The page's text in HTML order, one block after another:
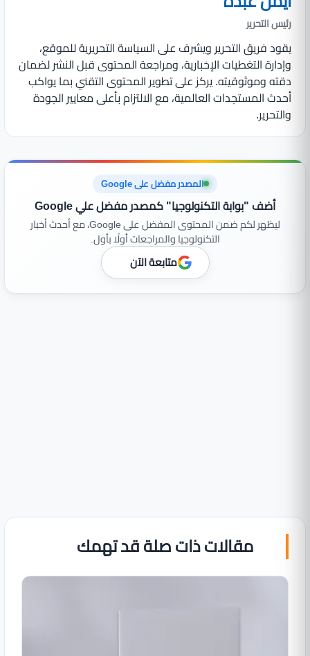
رئيس التحرير
يقود فريق التحرير ويشرف على السياسة التحريرية للموقع،
وإدارة التغطيات الإخبارية، ومراجعة المحتوى قبل النشر لضمان
دقته وموثوقيته. يركز على تطوير المحتوى التقني بما يواكب
أحدث المستجدات العالمية، مع الالتزام بأعلى معايير الجودة
والتحرير.
المصدر مفضل على Google
أضف "بوابة التكنولوجيا" كمصدر مفضل علي Google
ليظهر لكم ضمن المحتوى المفضل على Google، مع أحدث أخبار
التكنولوجيا والمراجعات أولًا بأول.
متابعة الآن
مقالات ذات صلة قد تهمك